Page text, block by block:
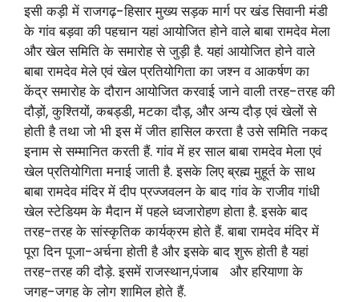
इसी कड़ी में राजगढ़-हिसार मुख्य सड़क मार्ग पर खंड सिवानी मंडी
के गांव बड़वा की पहचान यहां आयोजित होने वाले बाबा रामदेव मेला
और खेल समिति के समारोह से जुड़ी है. यहां आयोजित होने वाले
बाबा रामदेव मेले एवं खेल प्रतियोगिता का जश्न व आकर्षण का
केंद्र समारोह के दौरान आयोजित करवाई जाने वाली तरह-तरह की
दौड़ों, कुश्तियों, कबड्डी, मटका दौड़, और अन्य दौड़ एवं खेलों से
होती है तथा जो भी इस में जीत हासिल करता है उसे समिति नकद
इनाम से सम्मानित करती हैं. गांव में हर साल बाबा रामदेव मेला एवं
खेल प्रतियोगिता मनाई जाती है. इसके लिए ब्रह्म मुहूर्त के साथ
बाबा रामदेव मंदिर में दीप प्रज्जवलन के बाद गांव के राजीव गांधी
खेल स्टेडियम के मैदान में पहले ध्वजारोहण होता है. इसके बाद
तरह-तरह के सांस्कृतिक कार्यक्रम होते हैं. बाबा रामदेव मंदिर में
पूरा दिन पूजा-अर्चना होती है और इसके बाद शुरू होती है यहां
तरह-तरह की दौड़े. इसमें राजस्थान,पंजाब और हरियाणा के
जगह-जगह के लोग शामिल होते हैं.